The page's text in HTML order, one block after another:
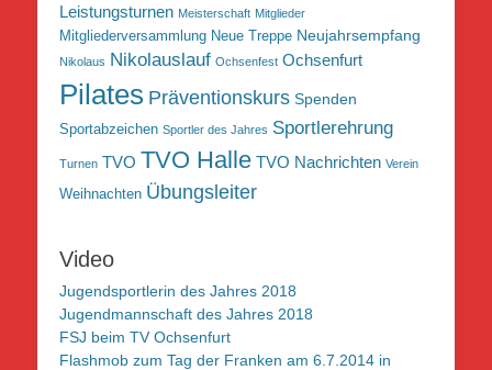
Leistungsturnen Meisterschaft Mitglieder
Mitgliederversammlung Neue Treppe Neujahrsempfang
Nikolaus Nikolauslauf Ochsenfest Ochsenfurt
Pilates Präventionskurs Spenden
Sportabzeichen Sportler des Jahres Sportlerehrung
Turnen TVO TVO Halle TVO Nachrichten Verein
Weihnachten Übungsleiter
Video
Jugendsportlerin des Jahres 2018
Jugendmannschaft des Jahres 2018
FSJ beim TV Ochsenfurt
Flashmob zum Tag der Franken am 6.7.2014 in